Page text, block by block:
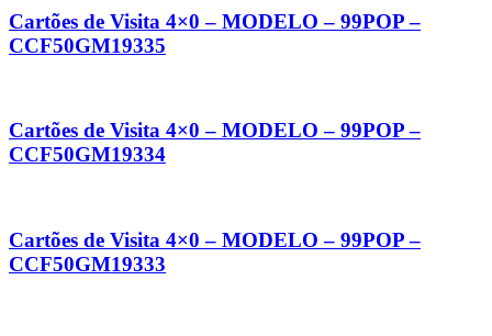
Cartões de Visita 4×0 – MODELO – 99POP –
CCF50GM19335
Cartões de Visita 4×0 – MODELO – 99POP –
CCF50GM19334
Cartões de Visita 4×0 – MODELO – 99POP –
CCF50GM19333